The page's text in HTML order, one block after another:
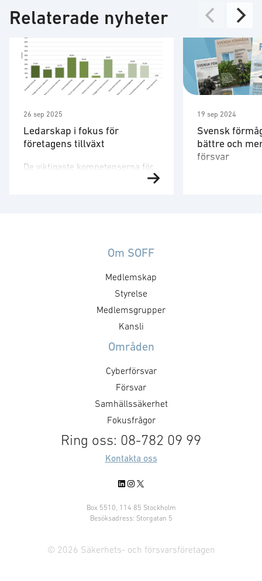
Relaterade nyheter
26 sep 2025
Ledarskap i fokus för
företagens tillväxt
De viktigaste kompetenserna för
framtiden När personer i ledande
(45 %), ”förmåga att bygga och
beslutsförmåga” (36 %) i topp.
Tekniskt kunnande rankades
19 sep 2024
Svensk
bättre och
försvar
Om SOFF
Medlemskap
Styrelse
Medlemsgrupper
Kansli
Områden
Cyberförsvar
Försvar
Samhällssäkerhet
Fokusfrågor
Ring oss: 08-782 09 99
Kontakta oss
LinkedIn
Instagram
X
Box 5510, 114 85 Stockholm
Besöksadress: Storgatan 5
© 2026 Säkerhets- och försvarsföretagen